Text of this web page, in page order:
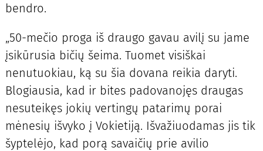
bendro.
„50-mečio proga iš draugo gavau avilį su jame
įsikūrusia bičių šeima. Tuomet visiškai
nenutuokiau, ką su šia dovana reikia daryti.
Blogiausia, kad ir bites padovanojęs draugas
nesuteikęs jokių vertingų patarimų porai
mėnesių išvyko į Vokietiją. Išvažiuodamas jis tik
šyptelėjo, kad porą savaičių prie avilio